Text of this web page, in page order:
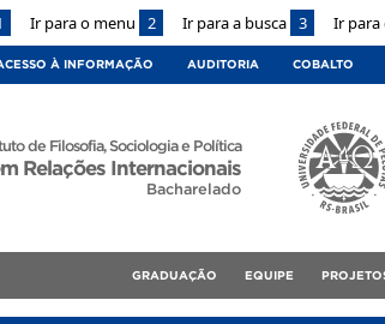
Ir para o menu 2 Ir para a busca 3 Ir para
À INFORMAÇÃO AUDITORIA COBALTO
de Filosofia, Sociologia e Política
Relações Internacionais
Bacharelado
GRADUAÇÃO EQUIPE